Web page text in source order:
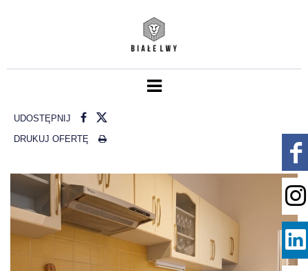
UDOSTĘPNIJ
DRUKUJ OFERTĘ